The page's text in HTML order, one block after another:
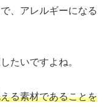
、 アレルギーになる
たいですよね。
る素材であることを